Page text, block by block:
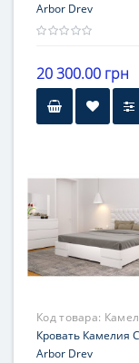
Arbor Drev
20 300.00 грн
Код товара:
Кровать Камелия
Arbor Drev